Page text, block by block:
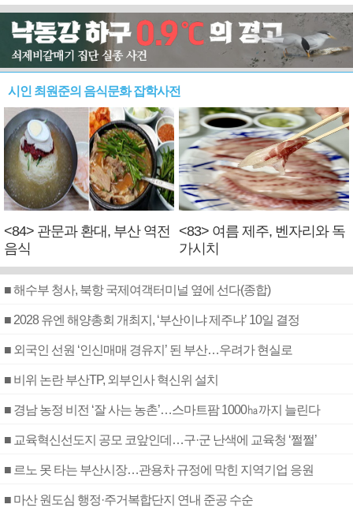
시인 최원준의 음식문화 잡학사전
<84> 관문과 환대, 부산 역전
음식
<83> 여름 제주, 벤자리와 독
가시치
■ 해수부 청사, 북항 국제여객터미널 옆에 선다(종합)
■ 2028 유엔 해양총회 개최지, ‘부산이냐 제주냐’ 10일 결정
■ 외국인 선원 ‘인신매매 경유지’ 된 부산…우려가 현실로
■ 비위 논란 부산TP, 외부인사 혁신위 설치
■ 경남 농정 비전 ‘잘 사는 농촌’…스마트팜 1000㏊까지 늘린다
■ 교육혁신선도지 공모 코앞인데…구·군 난색에 교육청 ‘쩔쩔’
■ 르노 못 타는 부산시장…관용차 규정에 막힌 지역기업 응원
■ 마산 원도심 행정·주거복합단지 연내 준공 수순